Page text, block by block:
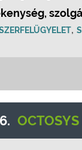
,
OCTOSYS